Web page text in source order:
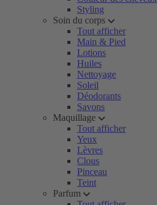
Styling
Soin du corps
Tout afficher
Main & Pied
Lotions
Huiles
Nettoyage
Soleil
Déodorants
Savons
Maquillage
Tout afficher
Yeux
Lèvres
Clous
Pinceau
Teint
Parfum